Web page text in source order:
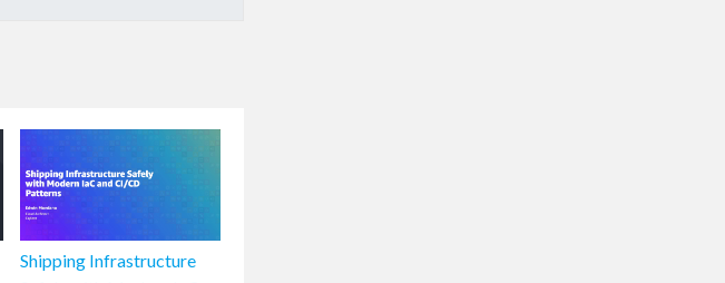
Shipping Infrastructure